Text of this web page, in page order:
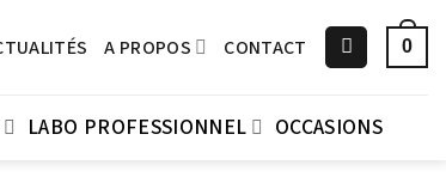
A PROPOS CONTACT 0
LABO PROFESSIONNEL OCCASIONS